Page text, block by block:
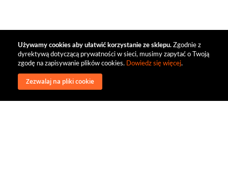
Używamy cookies aby ułatwić korzystanie ze sklepu. Zgodnie z
dyrektywą dotyczącą prywatności w sieci, musimy zapytać o Twoją
zgodę na zapisywanie plików cookies. Dowiedz się więcej.
Zezwalaj na pliki cookie